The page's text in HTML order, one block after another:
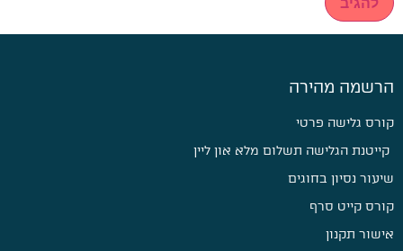
הרשמה מהירה
קורס גלישה פרטי
קייטנת הגלישה תשלום מלא און ליין
שיעור נסיון בחוגים
קורס קייט סרף
אישור תקנון